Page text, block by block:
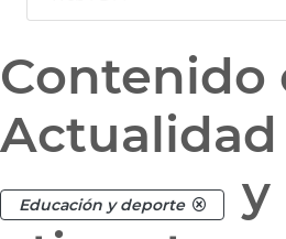
Contenido
Actualidad
Educación y deporte
y